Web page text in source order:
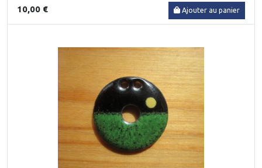
10,00 € Ajouter au panier